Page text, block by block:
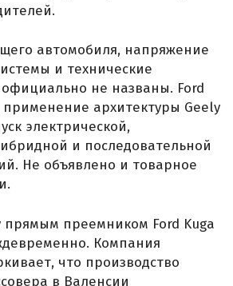
автомобиля, напряжение
и технические
не названы. Ford
архитектуры Geely
электрической,
и последовательной
Не объявлено и товарное
прямым преемником Ford Kuga
Компания
что производство
в Валенсии